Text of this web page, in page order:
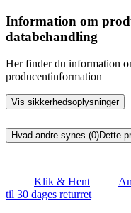
Information om
databehandling
Her finder du information
producentinformation
Vis sikkerhedsoplysninger
Hvad andre synes (0)Dette
Klik & Hent
til 30 dages returret